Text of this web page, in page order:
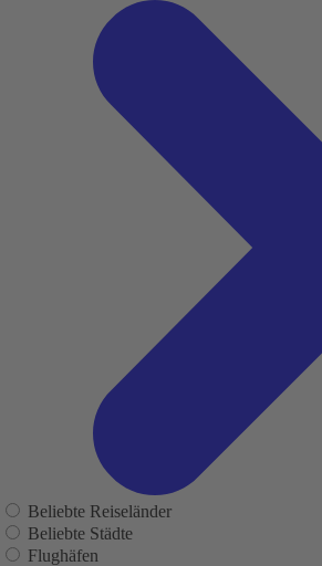
Beliebte Reiseländer
Beliebte Städte
Flughäfen